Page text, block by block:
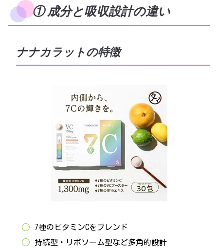
① 成分と吸収設計の違い
ナナカラットの特徴
7種のビタミンCをブレンド
持続型・リポソーム型など多角的設計